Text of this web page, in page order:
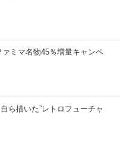
ミマ名物45％増量キャンペ
ら描いた”レトロフューチャ